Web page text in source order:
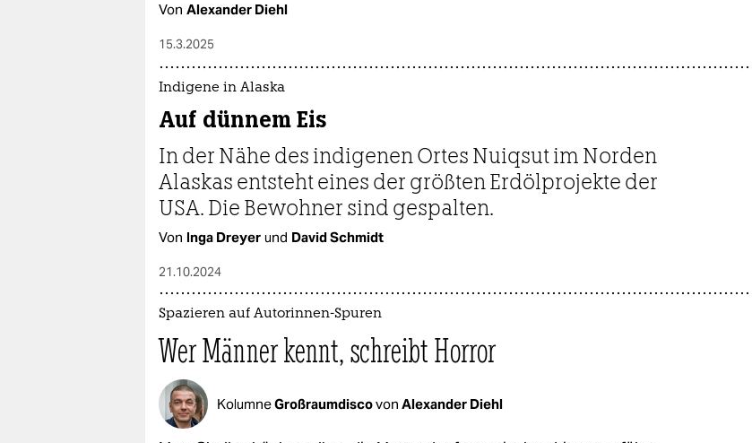
Von Alexander Diehl
15.3.2025
Indigene in Alaska
Auf dünnem Eis
In der Nähe des indigenen Ortes Nuiqsut im Norden
Alaskas entsteht eines der größten Erdölprojekte der
USA. Die Bewohner sind gespalten.
Von Inga Dreyer und David Schmidt
21.10.2024
Spazieren auf Autorinnen-Spuren
Wer Männer kennt, schreibt Horror
KolumneGroßraumdiscovon Alexander Diehl